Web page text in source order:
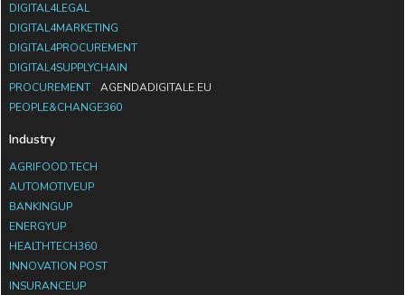
DIGITAL4LEGAL
DIGITAL4MARKETING
DIGITAL4PROCUREMENT
DIGITAL4SUPPLYCHAIN
PROCUREMENT
AGENDADIGITALE.EU
PEOPLE&CHANGE360
Industry
AGRIFOOD.TECH
AUTOMOTIVEUP
BANKINGUP
ENERGYUP
HEALTHTECH360
INNOVATION POST
INSURANCEUP